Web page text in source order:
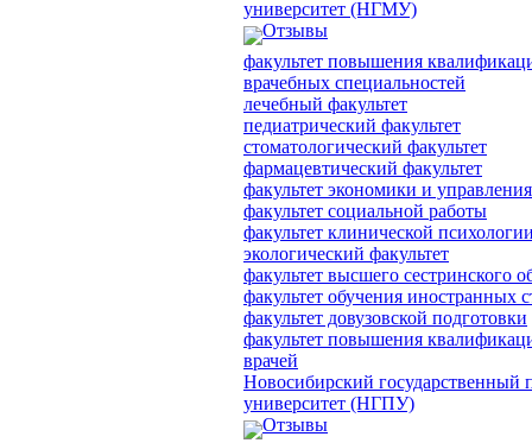
университет (НГМУ)
факультет повышения
врачебных специальностей
лечебный факультет
педиатрический факультет
стоматологический факультет
фармацевтический факультет
факультет экономики и
факультет социальной работы
факультет клинической
экологический факультет
факультет высшего сестринского
факультет обучения иностранных
факультет довузовской подготовки
факультет повышения
врачей
Отзывы
Новосибирский государственный
университет (НГПУ)
Отзывы